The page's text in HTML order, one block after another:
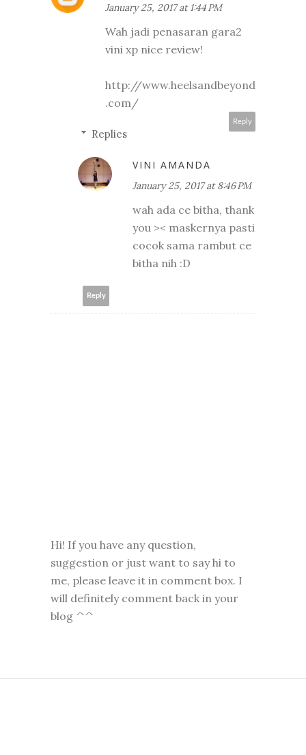
January 25, 2017 at 1:44 PM
Wah jadi penasaran gara2
vini xp nice review!
http://www.heelsandbeyond
.com/
Reply
Replies
VINI AMANDA
January 25, 2017 at 8:46 PM
wah ada ce bitha, thank
you >< maskernya pasti
cocok sama rambut ce
bitha nih :D
Reply
Hi! If you have any question,
suggestion or just want to say hi to
me, please leave it in comment box. I
will definitely comment back in your
blog ^^